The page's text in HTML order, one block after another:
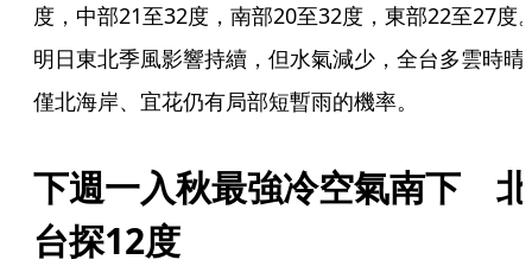
度，中部21至32度，南部20至32度，東部22至27度
明日東北季風影響持續，但水氣減少，全台多雲時晴
僅北海岸、宜花仍有局部短暫雨的機率。
下週一入秋最強冷空氣南下　北
台探12度